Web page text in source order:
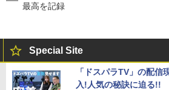
最高を記録
Special Site
「ドスパラTV」の配信
入!人気の秘訣に迫る!!